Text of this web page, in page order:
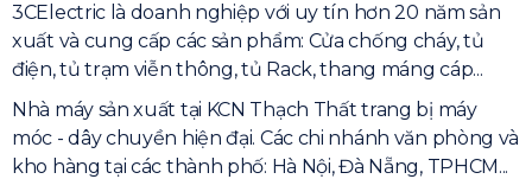
3CElectric là doanh nghiệp với uy tín hơn 20 năm sản
xuất và cung cấp các sản phẩm: Cửa chống cháy, tủ
điện, tủ trạm viễn thông, tủ Rack, thang máng cáp...
Nhà máy sản xuất tại KCN Thạch Thất trang bị máy
móc - dây chuyền hiện đại. Các chi nhánh văn phòng và
kho hàng tại các thành phố: Hà Nội, Đà Nẵng, TPHCM...